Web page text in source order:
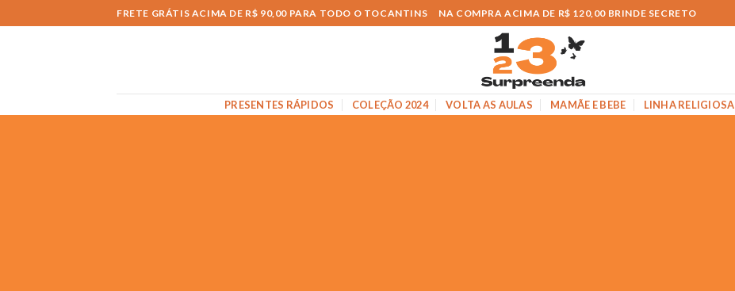
FRETE GRÁTIS ACIMA DE R$ 90,00 PARA TODO O TOCANTINS NA COMPRA ACIMA DE R$ 120,00 BRINDE SECRETO
PRESENTES RÁPIDOS COLEÇÃO 2024 VOLTA AS AULAS MAMÃE E BEBE LINHA RELIGIOSA